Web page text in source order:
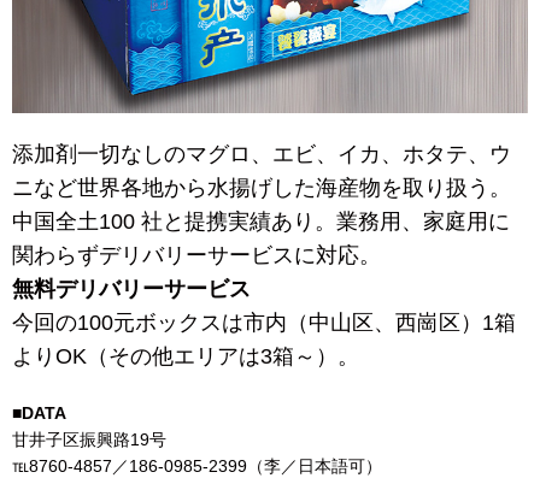
添加剤一切なしのマグロ、エビ、イカ、ホタテ、ウ
ニなど世界各地から水揚げした海産物を取り扱う。
中国全土100 社と提携実績あり。業務用、家庭用に
関わらずデリバリーサービスに対応。
無料デリバリーサービス
今回の100元ボックスは市内（中山区、西崗区）1箱
よりOK（その他エリアは3箱～）。
■DATA
甘井子区振興路19号
℡8760-4857／186-0985-2399（李／日本語可）